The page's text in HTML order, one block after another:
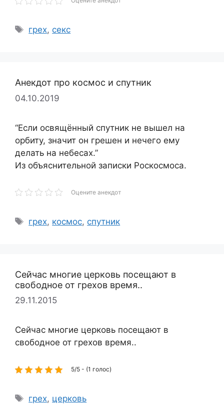
Метки
грех, секс
Анекдот про космос и спутник
04.10.2019
“Если освящённый спутник не вышел на
орбиту, значит он грешен и нечего ему
делать на небесах.”
Из объяснительной записки Роскосмоса.
Оцените анекдот
Метки
грех, космос, спутник
Сейчас многие церковь посещают в
свободное от грехов время..
29.11.2015
Сейчас многие церковь посещают в
свободное от грехов время..
5/5 - (1 голос)
Метки
грех, церковь